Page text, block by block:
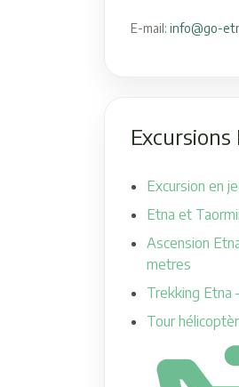
E-mail: info@go-
Excursions
Excursion en
Etna et
Ascension
metres
Trekking Etna
Tour